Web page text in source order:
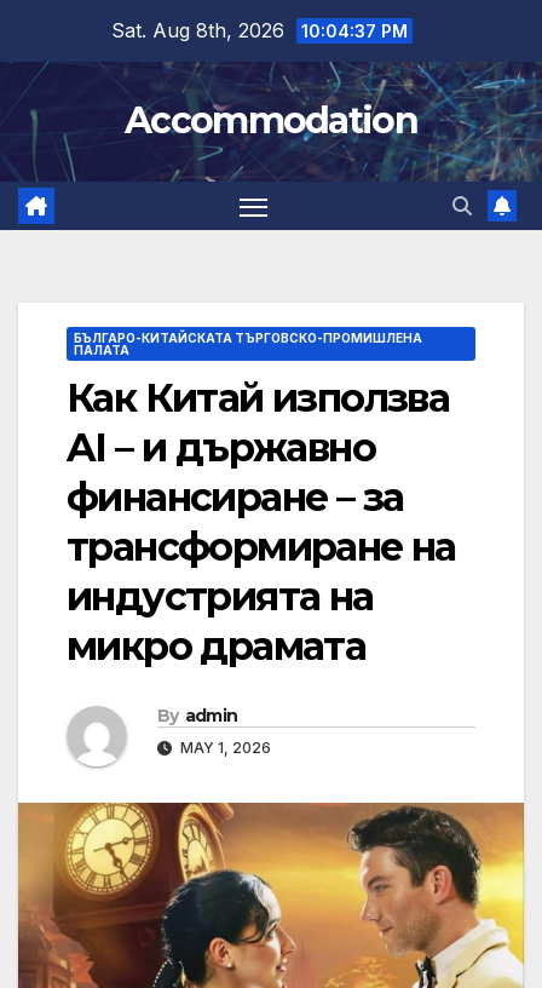
content
Sat. Aug 8th, 2026 10:04:37 PM
Accommodation
БЪЛГАРО-КИТАЙСКАТА ТЪРГОВСКО-ПРОМИШЛЕНА
ПАЛАТА
Как Китай използва
AI – и държавно
финансиране – за
трансформиране на
индустрията на
микро драмата
By admin
MAY 1, 2026